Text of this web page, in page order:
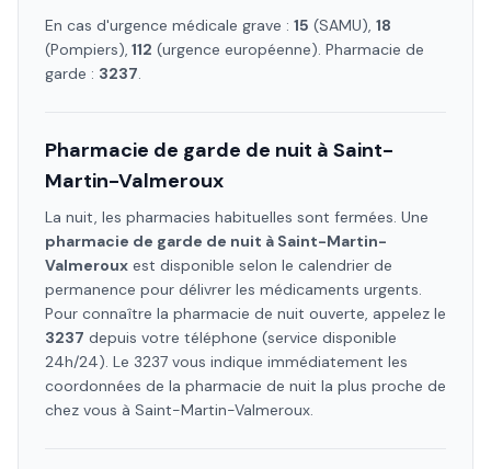
En cas d'urgence médicale grave : 15 (SAMU), 18
(Pompiers), 112 (urgence européenne). Pharmacie de
garde : 3237.
Pharmacie de garde de nuit à Saint-
Martin-Valmeroux
La nuit, les pharmacies habituelles sont fermées. Une
pharmacie de garde de nuit à Saint-Martin-
Valmeroux est disponible selon le calendrier de
permanence pour délivrer les médicaments urgents.
Pour connaître la pharmacie de nuit ouverte, appelez le
3237 depuis votre téléphone (service disponible
24h/24). Le 3237 vous indique immédiatement les
coordonnées de la pharmacie de nuit la plus proche de
chez vous à Saint-Martin-Valmeroux.